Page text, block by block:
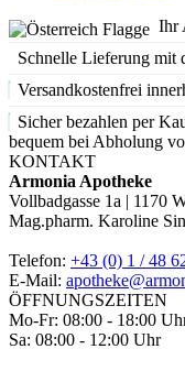
Ihr
Schnelle Lieferung mit
Versandkostenfrei
Sicher bezahlen per
bequem bei Abholung
KONTAKT
Armonia Apotheke
Vollbadgasse 1a | 1170
Mag.pharm. Karoline
Telefon: +43 (0) 1 / 48
E-Mail:
ÖFFNUNGSZEITEN
Mo-Fr: 08:00 - 18:00
Sa: 08:00 - 12:00 Uhr